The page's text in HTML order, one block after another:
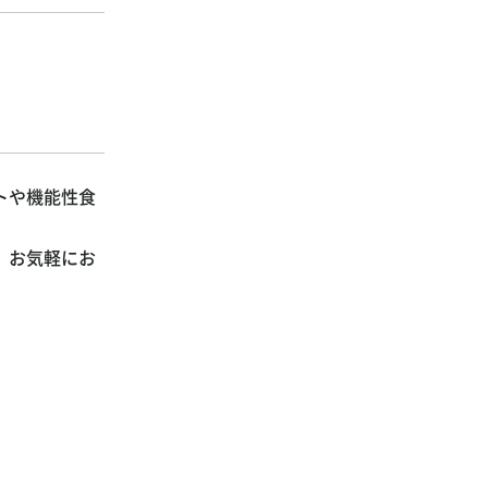
や機能性食
お気軽にお